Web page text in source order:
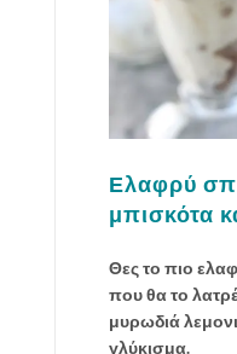
Ελαφρύ
μπισκότα
Θες το πιο
που θα το
μυρωδιά
γλύκισμα.